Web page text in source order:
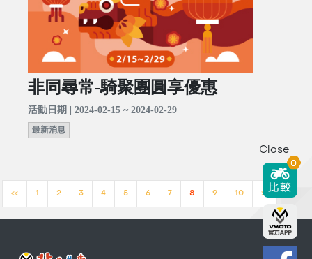
非同尋常-騎聚團圓享優惠
活動日期 | 2024-02-15 ~ 2024-02-29
最新消息
<< 1 2 3 4 5 6 7 8 9 10 >>
Close
0